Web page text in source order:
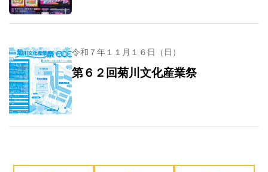
令和７年１１月１６日（日）
第６２回菊川文化産業祭